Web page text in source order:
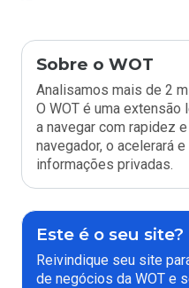
Sobre o WOT
Analisamos mais de 2
O WOT é uma extensão
a navegar com rapidez
navegador, o acelerará
informações privadas.
Este é o seu site?
Reivindique seu site
de negócios da WOT e